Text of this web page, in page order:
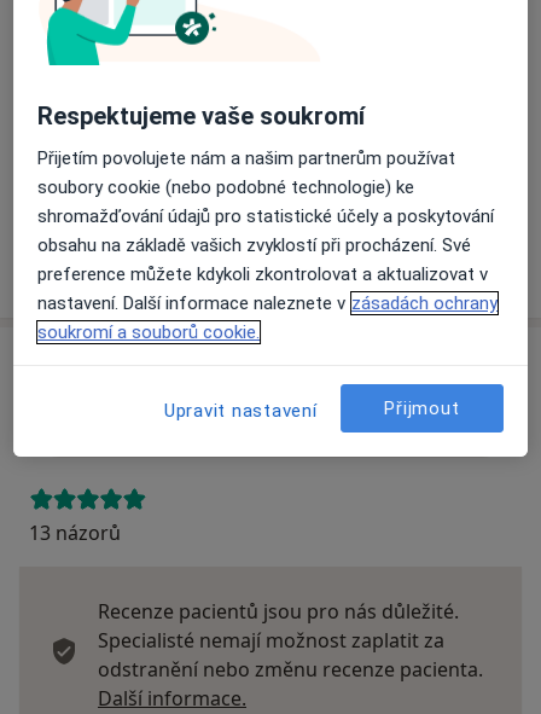
Dostupnost
Na této adrese online kalendář není aktivní
Co mám v takové situaci udělat?
Na teto adrese lékař přijímá pacienty na pojišťovnu
Detaily
Více
o adrese
Přidejte svůj názor
13 názorů
Recenze pacientů jsou pro nás důležité.
Specialisté nemají možnost zaplatit za
odstranění nebo změnu recenze pacienta.
Další informace.
Respektujeme vaše soukromí
Přijetím povolujete nám a našim partnerům používat
soubory cookie (nebo podobné technologie) ke
shromažďování údajů pro statistické účely a poskytování
obsahu na základě vašich zvyklostí při procházení. Své
preference můžete kdykoli zkontrolovat a aktualizovat v
nastavení. Další informace naleznete v zásadách ochrany
soukromí a souborů cookie.
Upravit nastavení Přijmout